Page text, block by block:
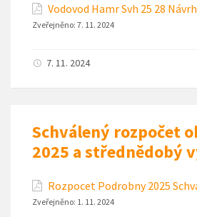
Vodovod Hamr Svh 25 28 Návrh
Zveřejněno: 7. 11. 2024
7. 11. 2024
Schválený rozpočet
2025 a střednědobý
Rozpocet Podrobny 2025
Zveřejněno: 1. 11. 2024